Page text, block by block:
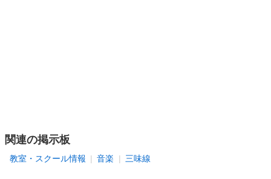
関連の掲示板
教室・スクール情報 音楽 三味線